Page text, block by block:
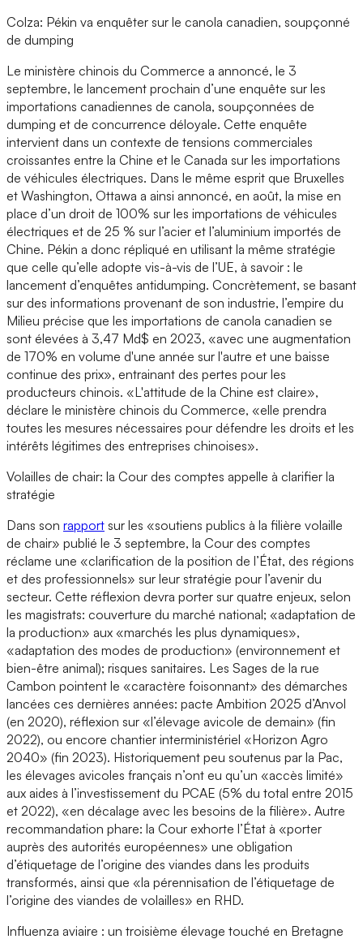
Colza: Pékin va enquêter sur le canola canadien, soupçonné
de dumping
Le ministère chinois du Commerce a annoncé, le 3
septembre, le lancement prochain d’une enquête sur les
importations canadiennes de canola, soupçonnées de
dumping et de concurrence déloyale. Cette enquête
intervient dans un contexte de tensions commerciales
croissantes entre la Chine et le Canada sur les importations
de véhicules électriques. Dans le même esprit que Bruxelles
et Washington, Ottawa a ainsi annoncé, en août, la mise en
place d’un droit de 100% sur les importations de véhicules
électriques et de 25 % sur l’acier et l’aluminium importés de
Chine. Pékin a donc répliqué en utilisant la même stratégie
que celle qu’elle adopte vis-à-vis de l’UE, à savoir : le
lancement d’enquêtes antidumping. Concrètement, se basant
sur des informations provenant de son industrie, l’empire du
Milieu précise que les importations de canola canadien se
sont élevées à 3,47 Md$ en 2023, «avec une augmentation
de 170% en volume d'une année sur l'autre et une baisse
continue des prix», entrainant des pertes pour les
producteurs chinois. «L'attitude de la Chine est claire»,
déclare le ministère chinois du Commerce, «elle prendra
toutes les mesures nécessaires pour défendre les droits et les
intérêts légitimes des entreprises chinoises».
Volailles de chair: la Cour des comptes appelle à clarifier la
stratégie
Dans son rapport sur les «soutiens publics à la filière volaille
de chair» publié le 3 septembre, la Cour des comptes
réclame une «clarification de la position de l’État, des régions
et des professionnels» sur leur stratégie pour l’avenir du
secteur. Cette réflexion devra porter sur quatre enjeux, selon
les magistrats: couverture du marché national; «adaptation de
la production» aux «marchés les plus dynamiques»,
«adaptation des modes de production» (environnement et
bien-être animal); risques sanitaires. Les Sages de la rue
Cambon pointent le «caractère foisonnant» des démarches
lancées ces dernières années: pacte Ambition 2025 d’Anvol
(en 2020), réflexion sur «l’élevage avicole de demain» (fin
2022), ou encore chantier interministériel «Horizon Agro
2040» (fin 2023). Historiquement peu soutenus par la Pac,
les élevages avicoles français n’ont eu qu’un «accès limité»
aux aides à l’investissement du PCAE (5% du total entre 2015
et 2022), «en décalage avec les besoins de la filière». Autre
recommandation phare: la Cour exhorte l’État à «porter
auprès des autorités européennes» une obligation
d’étiquetage de l’origine des viandes dans les produits
transformés, ainsi que «la pérennisation de l’étiquetage de
l’origine des viandes de volailles» en RHD.
Influenza aviaire : un troisième élevage touché en Bretagne